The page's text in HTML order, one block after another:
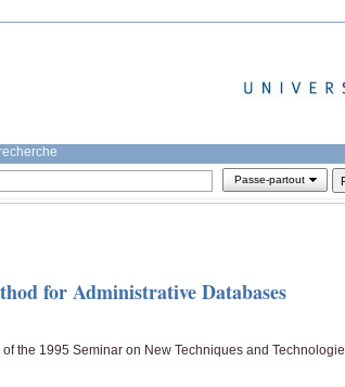
Passe-partout
for Administrative Databases
the 1995 Seminar on New Techniques and